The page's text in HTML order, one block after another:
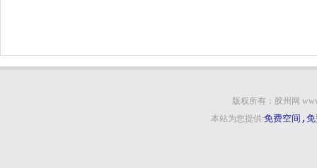
版权所有：胶州网
本站为您提供:免费空间,免